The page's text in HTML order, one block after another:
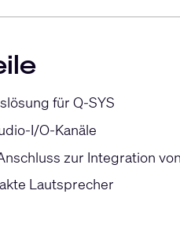
für Q-SYS
I/O-Kanäle
zur Integration
Lautsprecher